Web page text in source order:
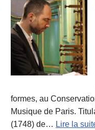
formes, au
Musique de Paris.
(1748) de… Lire la